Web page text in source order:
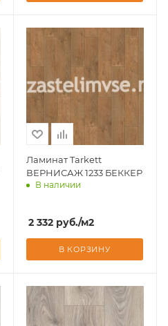
Ламинат Tarkett
ВЕРНИСАЖ 1233 БЕККЕР
В наличии
2 332руб./м2
В КОРЗИНУ